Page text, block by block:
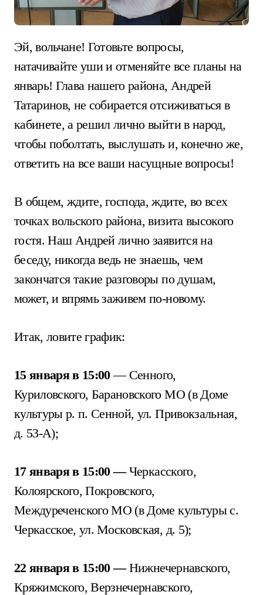
Эй, вольчане! Готовьте вопросы,
натачивайте уши и отменяйте все планы на
январь! Глава нашего района, Андрей
Татаринов, не собирается отсиживаться в
кабинете, а решил лично выйти в народ,
чтобы поболтать, выслушать и, конечно же,
ответить на все ваши насущные вопросы!
В общем, ждите, господа, ждите, во всех
точках вольского района, визита высокого
гостя. Наш Андрей лично заявится на
беседу, никогда ведь не знаешь, чем
закончатся такие разговоры по душам,
может, и впрямь заживем по-новому.
Итак, ловите график:
15 января в 15:00— Сенного,
Куриловского, Барановского МО (в Доме
культуры р. п. Сенной, ул. Привокзальная,
д. 53-А);
17 января в 15:00 —Черкасского,
Колоярского, Покровского,
Междуреченского МО (в Доме культуры с.
Черкасское, ул. Московская, д. 5);
22 января в 15:00 —Нижнечернавского,
Кряжимского, Верзнечернавского,